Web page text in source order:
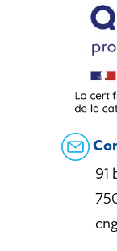
91